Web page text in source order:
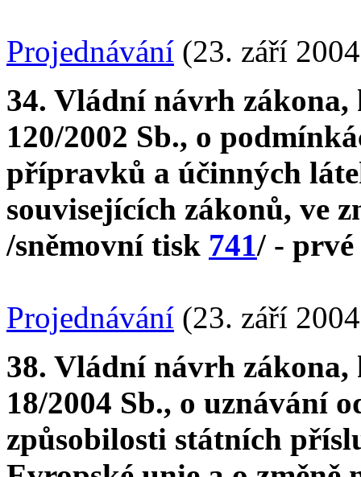
Projednávání (23. září
34. Vládní návrh zákona,
120/2002 Sb., o
přípravků a účinných
souvisejících zákonů, ve
/sněmovní tisk 741/ - prvé
Projednávání (23. září
38. Vládní návrh zákona,
18/2004 Sb., o uznávání
způsobilosti státních